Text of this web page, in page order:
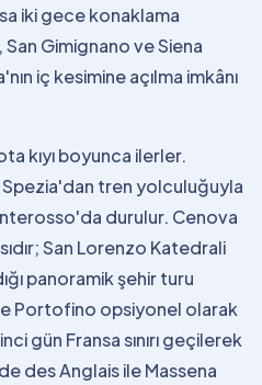
iki gece konaklama
Gimignano ve Siena
iç kesimine açılma imkânı
kıyı boyunca ilerler.
tren yolculuğuyla
durulur. Cenova
San Lorenzo Katedrali
panoramik şehir turu
Portofino opsiyonel olarak
gün Fransa sınırı geçilerek
des Anglais ile Massena